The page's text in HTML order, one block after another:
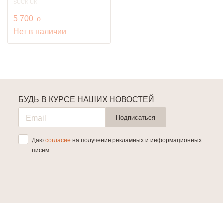
SUCK UK
5 700 руб.
o
Нет в наличии
БУДЬ В КУРСЕ НАШИХ НОВОСТЕЙ
Подписаться
Даю согласие на получение рекламных и информационных
писем.